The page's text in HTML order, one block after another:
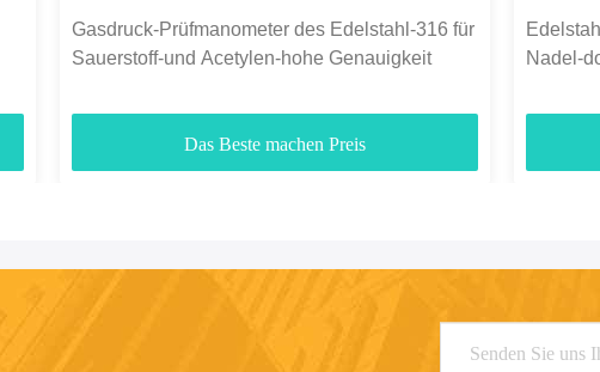
Gasdruck-Prüfmanometer des Edelstahl-316 für
Sauerstoff-und Acetylen-hohe Genauigkeit
Das Beste machen Preis
Nadel-